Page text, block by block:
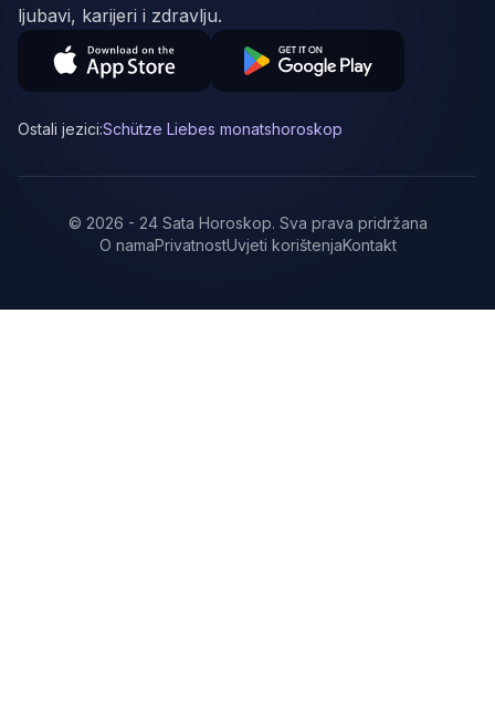
ljubavi, karijeri i zdravlju.
Ostali jezici:Schütze Liebes monatshoroskop
© 2026 - 24 Sata Horoskop. Sva prava pridržana
O namaPrivatnostUvjeti korištenjaKontakt